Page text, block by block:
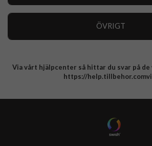
ÖVRIGT
Integritetspolicy
Via vårt hjälpcenter så hittar du svar på
https://